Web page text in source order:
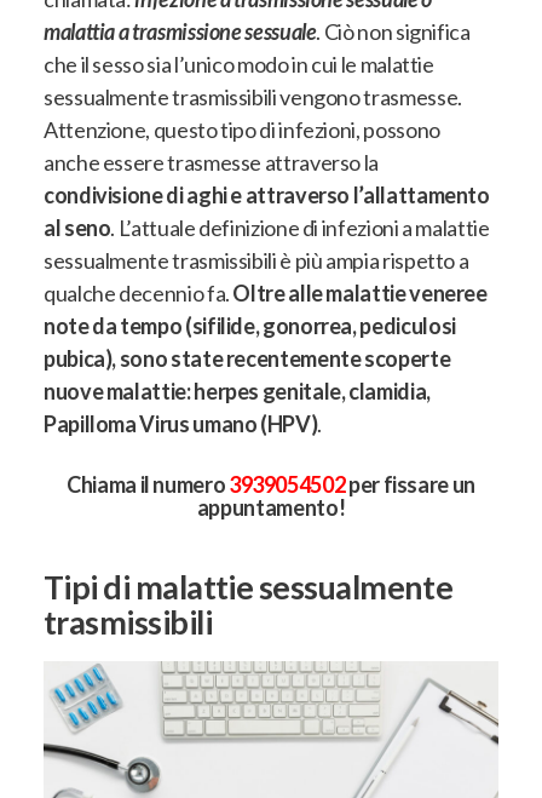
malattia a trasmissione sessuale. Ciò non significa
che il sesso sia l’unico modo in cui le malattie
sessualmente trasmissibili vengono trasmesse.
Attenzione, questo tipo di infezioni, possono
anche essere trasmesse attraverso la
condivisione di aghi e attraverso l’allattamento
al seno. L’attuale definizione di infezioni a malattie
sessualmente trasmissibili è più ampia rispetto a
qualche decennio fa.Oltre alle malattie veneree
note da tempo (sifilide, gonorrea, pediculosi
pubica), sono state recentemente scoperte
nuove malattie: herpes genitale, clamidia,
Papilloma Virus umano (HPV).
Chiama il numero3939054502per fissare un
appuntamento!
Tipi di malattie sessualmente
trasmissibili